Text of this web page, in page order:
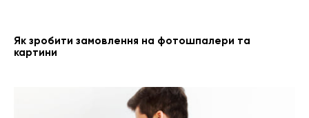
Як зробити замовлення на фотошпалери та
картини